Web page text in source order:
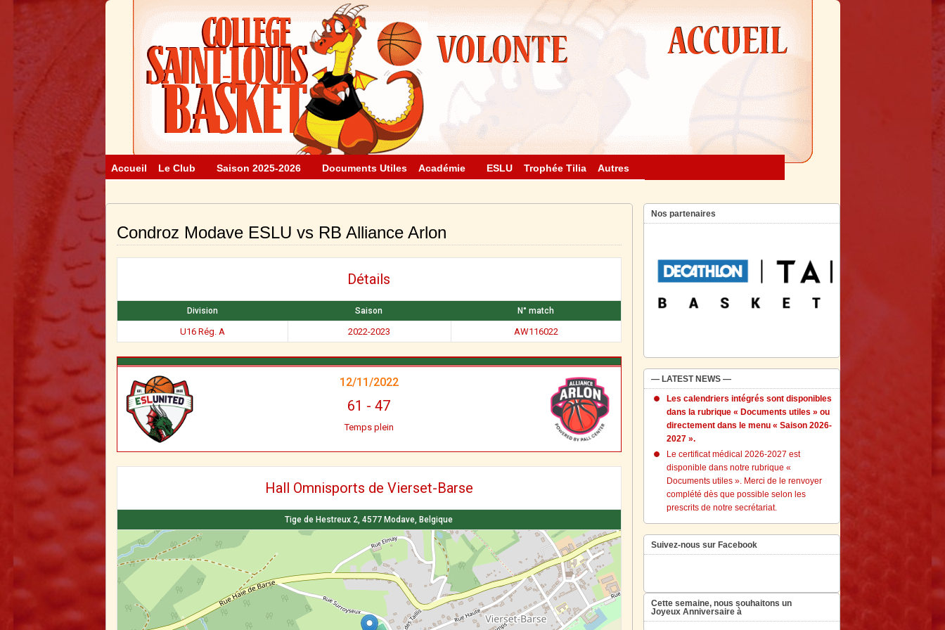
Accueil Le Club Saison 2025-2026 Documents Utiles Académie ESLU Trophée Tilia Autres
Condroz Modave ESLU vs RB Alliance Arlon
Détails
Division Saison N° match
U16 Rég. A 2022-2023 AW116022
12/11/2022
61 - 47
Temps plein
Hall Omnisports de Vierset-Barse
Tige de Hestreux 2, 4577 Modave, Belgique
Nos partenaires
— LATEST NEWS —
Les calendriers intégrés sont disponibles
dans la rubrique « Documents utiles » ou
directement dans le menu « Saison 2026-
2027 ».
Le certificat médical 2026-2027 est
disponible dans notre rubrique «
Documents utiles ». Merci de le renvoyer
complété dès que possible selon les
prescrits de notre secrétariat.
Suivez-nous sur Facebook
Cette semaine, nous souhaitons un
Joyeux Anniversaire à